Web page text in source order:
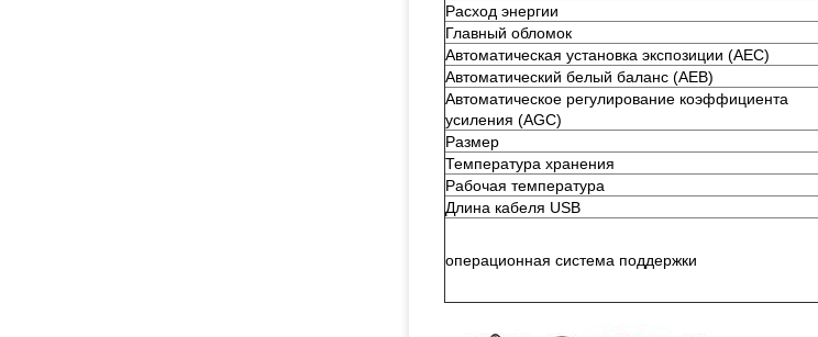
Расход энергии
Главный обломок
Автоматическая установка экспозиции (AEC)
Автоматический белый баланс (AEB)
Автоматическое регулирование коэффициента
усиления (AGC)
Размер
Температура хранения
Рабочая температура
Длина кабеля USB
операционная система поддержки